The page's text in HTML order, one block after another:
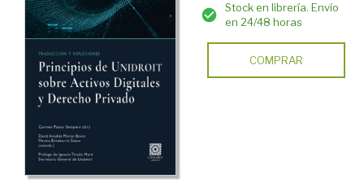
Stock en librería. Envío
en 24/48 horas
COMPRAR